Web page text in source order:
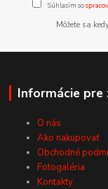
Súhlasím so
Môžete sa
Informácie pre
O nás
Ako nakupovať
Obchodné
Fotogaléria
Kontakty